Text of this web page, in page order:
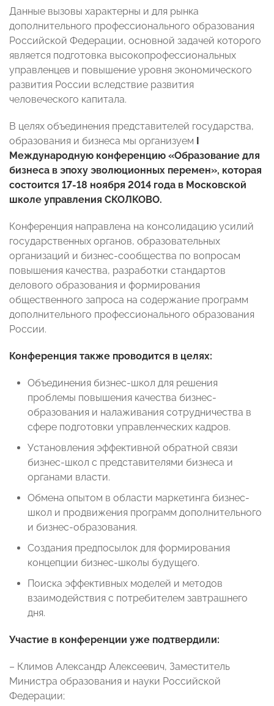
Данные вызовы характерны и для рынка
дополнительного профессионального образования
Российской Федерации, основной задачей которого
является подготовка высокопрофессиональных
управленцев и повышение уровня экономического
развития России вследствие развития
человеческого капитала.
В целях объединения представителей государства,
образования и бизнеса мы организуем I
Международную конференцию «Образование для
бизнеса в эпоху эволюционных перемен», которая
состоится 17-18 ноября 2014 года в Московской
школе управления СКОЛКОВО.
Конференция направлена на консолидацию усилий
государственных органов, образовательных
организаций и бизнес-сообщества по вопросам
повышения качества, разработки стандартов
делового образования и формирования
общественного запроса на содержание программ
дополнительного профессионального образования
России.
Конференция также проводится в целях:
Объединения бизнес-школ для решения
проблемы повышения качества бизнес-
образования и налаживания сотрудничества в
сфере подготовки управленческих кадров.
Установления эффективной обратной связи
бизнес-школ с представителями бизнеса и
органами власти.
Обмена опытом в области маркетинга бизнес-
школ и продвижения программ дополнительного
и бизнес-образования.
Создания предпосылок для формирования
концепции бизнес-школы будущего.
Поиска эффективных моделей и методов
взаимодействия с потребителем завтрашнего
дня.
Участие в конференции уже подтвердили:
– Климов Александр Алексеевич, Заместитель
Министра образования и науки Российской
Федерации;